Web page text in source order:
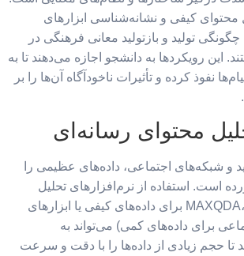
محتوای کیفی و نشانه‌شناسی ابزارهای
تولید و بازتولید معانی فرهنگی در
این رویکردها به دانشجو اجازه می‌دهند تا به
نفوذ کرده و تأثیرات ناخودآگاه آن‌ها را بر
محتوای رسانه‌ای
و شبکه‌های اجتماعی، داده‌های عظیمی را
است. استفاده از نرم‌افزارهای تحلیل
محتوا (مانند MAXQDA، NVivo برای داده‌های کیفی یا ابزارهای
برای داده‌های کمی) می‌تواند به
حجم زیادی از داده‌ها را با دقت و سرعت